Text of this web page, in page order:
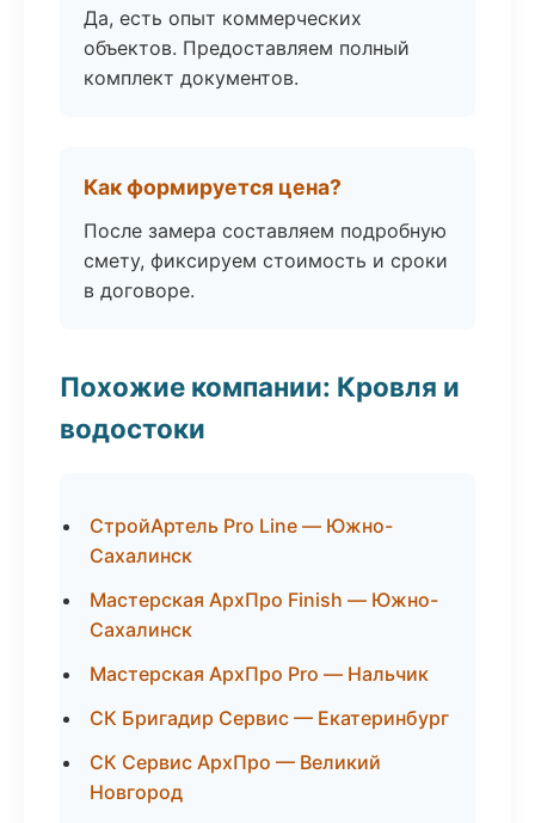
Да, есть опыт коммерческих
объектов. Предоставляем полный
комплект документов.
Как формируется цена?
После замера составляем подробную
смету, фиксируем стоимость и сроки
в договоре.
Похожие компании: Кровля и
водостоки
СтройАртель Pro Line — Южно-
Сахалинск
Мастерская АрхПро Finish — Южно-
Сахалинск
Мастерская АрхПро Pro — Нальчик
СК Бригадир Сервис — Екатеринбург
СК Сервис АрхПро — Великий
Новгород